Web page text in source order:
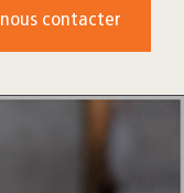
nous contacter